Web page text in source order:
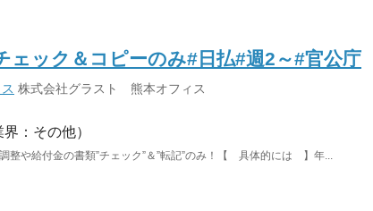
ェック＆コピーのみ#日払#週2～#官公庁
株式会社グラスト 熊本オフィス
界：その他）
や給付金の書類”チェック”＆”転記”のみ！【 具体的には 】年...